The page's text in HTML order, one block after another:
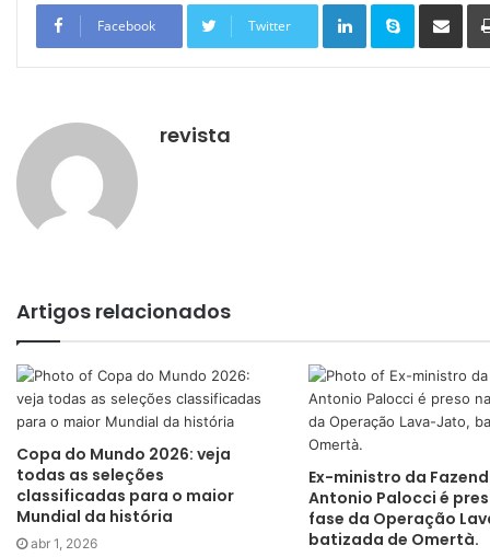
Facebook Twitter
Linkedin Skype
revista
Artigos relacionados
Copa do Mundo 2026: veja
todas as seleções
classificadas para o maior
Mundial da história
abr 1, 2026
Ex-ministro da
Antonio Palocci é
fase da Operação
batizada de Omertà.